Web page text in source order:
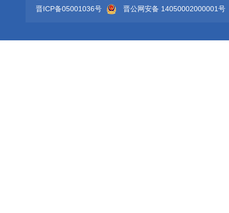
晋ICP备05001036号
晋公网安备 14050002000001号